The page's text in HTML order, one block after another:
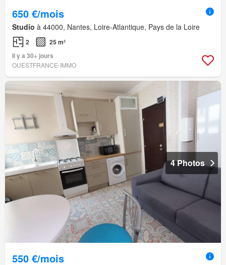
650 €/mois
Studio à 44000, Nantes, Loire-Atlantique, Pays de la Loire
2
25 m²
Il y a 30+ jours
OUESTFRANCE-IMMO
4 Photos
550 €/mois